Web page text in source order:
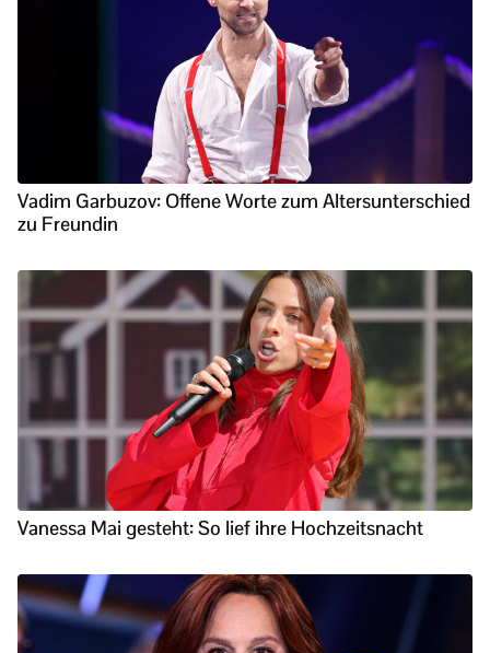
Vadim Garbuzov: Offene Worte zum Altersunterschied
zu Freundin
Vanessa Mai gesteht: So lief ihre Hochzeitsnacht